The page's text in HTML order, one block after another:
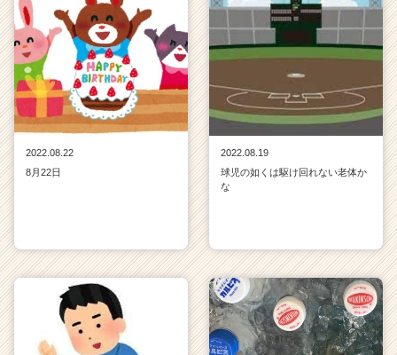
2022.08.22
8月22日
2022.08.19
球児の如くは駆け回れない老体か
な